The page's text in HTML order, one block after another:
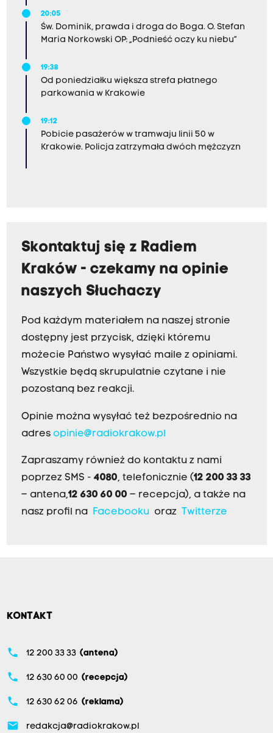
20:05
Św. Dominik, prawda i droga do Boga. O. Stefan
Maria Norkowski OP: „Podnieść oczy ku niebu”
19:38
Od poniedziałku większa strefa płatnego
parkowania w Krakowie
19:12
Pobicie pasażerów w tramwaju linii 50 w
Krakowie. Policja zatrzymała dwóch mężczyzn
Skontaktuj się z Radiem
Kraków - czekamy na opinie
naszych Słuchaczy
Pod każdym materiałem na naszej stronie
dostępny jest przycisk, dzięki któremu
możecie Państwo wysyłać maile z opiniami.
Wszystkie będą skrupulatnie czytane i nie
pozostaną bez reakcji.
Opinie można wysyłać też bezpośrednio na
adres opinie@radiokrakow.pl
Zapraszamy również do kontaktu z nami
poprzez SMS - 4080, telefonicznie (12 200 33 33
– antena,12 630 60 00 – recepcja), a także na
nasz profil na
Facebookuoraz Twitterze
KONTAKT
phone 12 200 33 33 (antena)
phone 12 630 60 00 (recepcja)
phone 12 630 62 06 (reklama)
email redakcja@radiokrakow.pl